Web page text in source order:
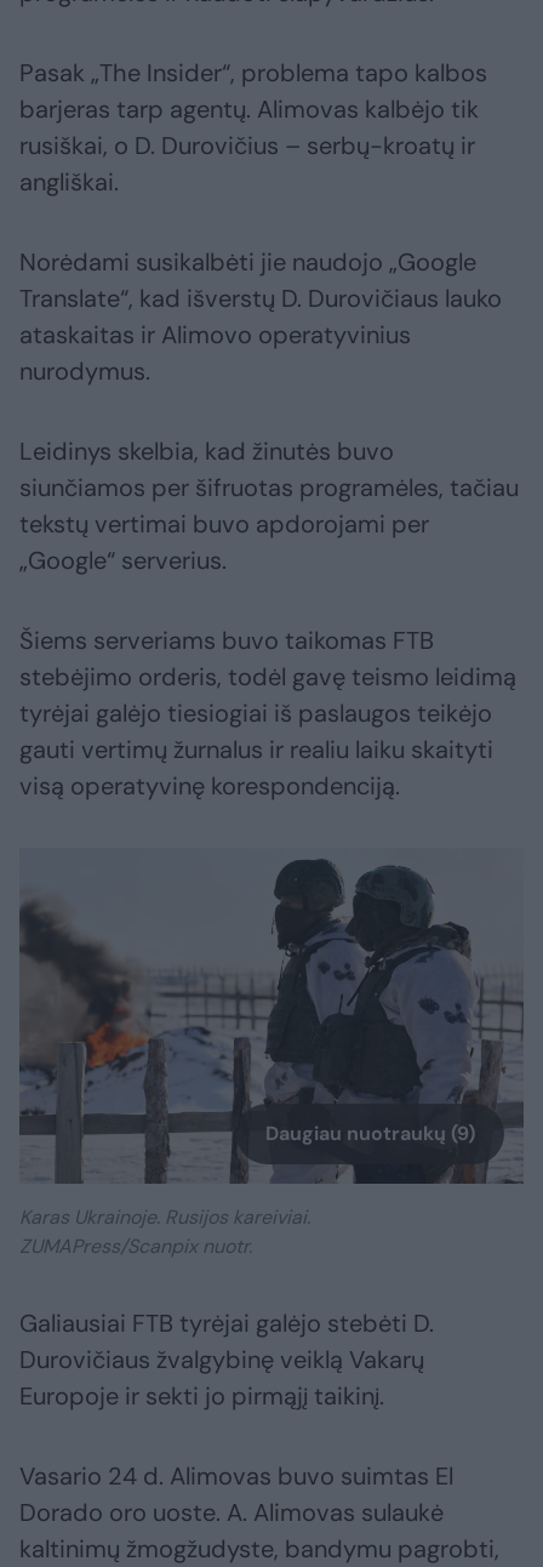
Pasak „The Insider“, problema tapo kalbos
barjeras tarp agentų. Alimovas kalbėjo tik
rusiškai, o D. Durovičius – serbų-kroatų ir
angliškai.
Norėdami susikalbėti jie naudojo „Google
Translate“, kad išverstų D. Durovičiaus lauko
ataskaitas ir Alimovo operatyvinius
nurodymus.
Leidinys skelbia, kad žinutės buvo
siunčiamos per šifruotas programėles, tačiau
tekstų vertimai buvo apdorojami per
„Google“ serverius.
Šiems serveriams buvo taikomas FTB
stebėjimo orderis, todėl gavę teismo leidimą
tyrėjai galėjo tiesiogiai iš paslaugos teikėjo
gauti vertimų žurnalus ir realiu laiku skaityti
visą operatyvinę korespondenciją.
Daugiau nuotraukų (9)
Karas Ukrainoje. Rusijos kareiviai.
ZUMAPress/Scanpix nuotr.
Galiausiai FTB tyrėjai galėjo stebėti D.
Durovičiaus žvalgybinę veiklą Vakarų
Europoje ir sekti jo pirmąjį taikinį.
Vasario 24 d. Alimovas buvo suimtas El
Dorado oro uoste. A. Alimovas sulaukė
kaltinimų žmogžudyste, bandymu pagrobti,